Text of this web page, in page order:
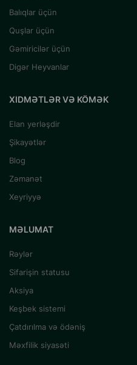
Balıqlar üçün
Quşlar üçün
Gəmiricilər üçün
Digər Heyvanlar
XIDMƏTLƏR VƏ KÖMƏK
Elan yerləşdir
Şikayətlər
Blog
Zəmanət
Xeyriyyə
MƏLUMAT
Rəylər
Sifarişin statusu
Aksiya
Keşbek sistemi
Çatdırılma və ödəniş
Məxfilik siyasəti